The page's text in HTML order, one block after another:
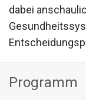
dabei
Programm